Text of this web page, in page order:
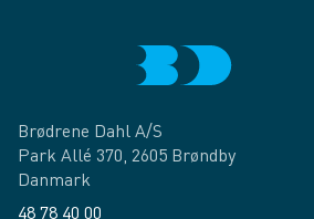
Brødrene Dahl A/S
Park Allé 370, 2605 Brøndby
Danmark
48 78 40 00